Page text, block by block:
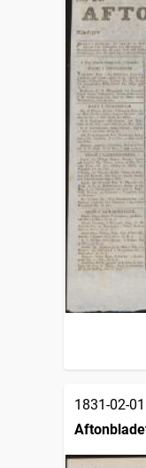
1831-02-01